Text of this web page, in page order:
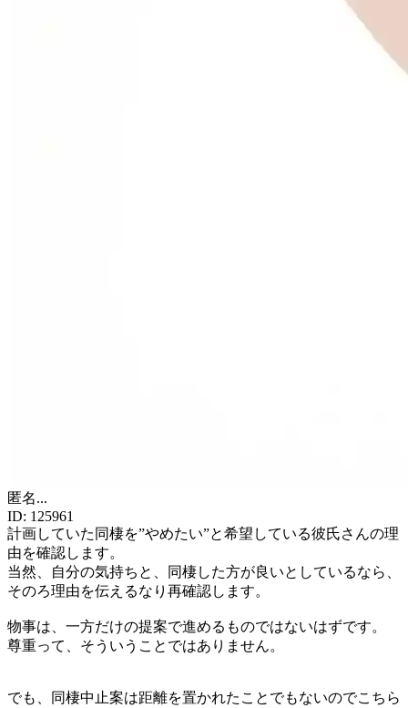
匿名...
ID: 125961
計画していた同棲を”やめたい”と希望している彼氏さんの理
由を確認します。
当然、自分の気持ちと、同棲した方が良いとしているなら、
そのろ理由を伝えるなり再確認します。
物事は、一方だけの提案で進めるものではないはずです。
尊重って、そういうことではありません。
でも、同棲中止案は距離を置かれたことでもないのでこちら